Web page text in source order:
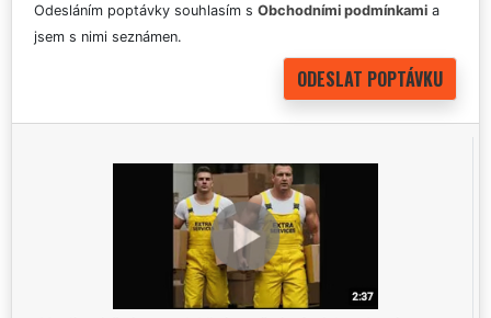
Odesláním poptávky souhlasím s Obchodními podmínkami a
jsem s nimi seznámen.